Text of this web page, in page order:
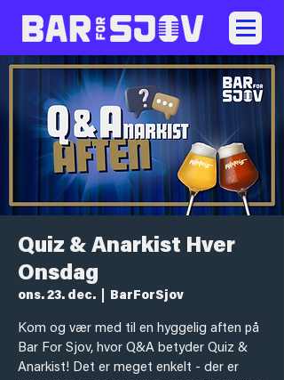
Quiz & Anarkist Hver
Onsdag
ons. 23. dec. BarForSjov
Kom og vær med til en hyggelig aften på
Bar For Sjov, hvor Q&A betyder Quiz &
Anarkist! Det er meget enkelt - der er